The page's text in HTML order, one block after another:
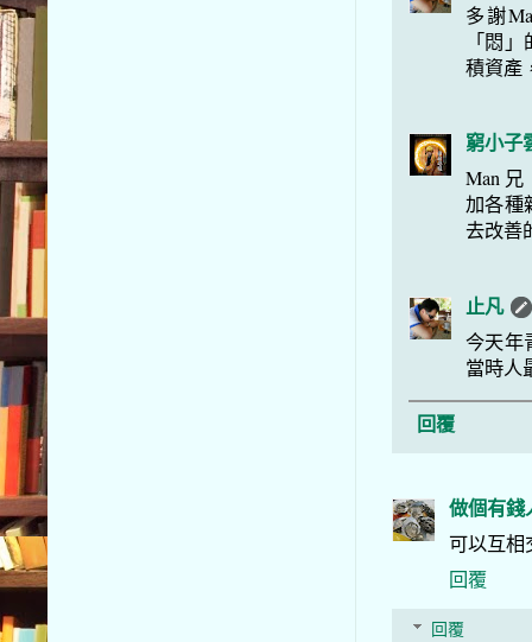
多謝
「悶
積資產
窮小子
Man
加各種
去改善
止凡
今天年
當時人
回覆
做個有錢
可以互相
回覆
回覆